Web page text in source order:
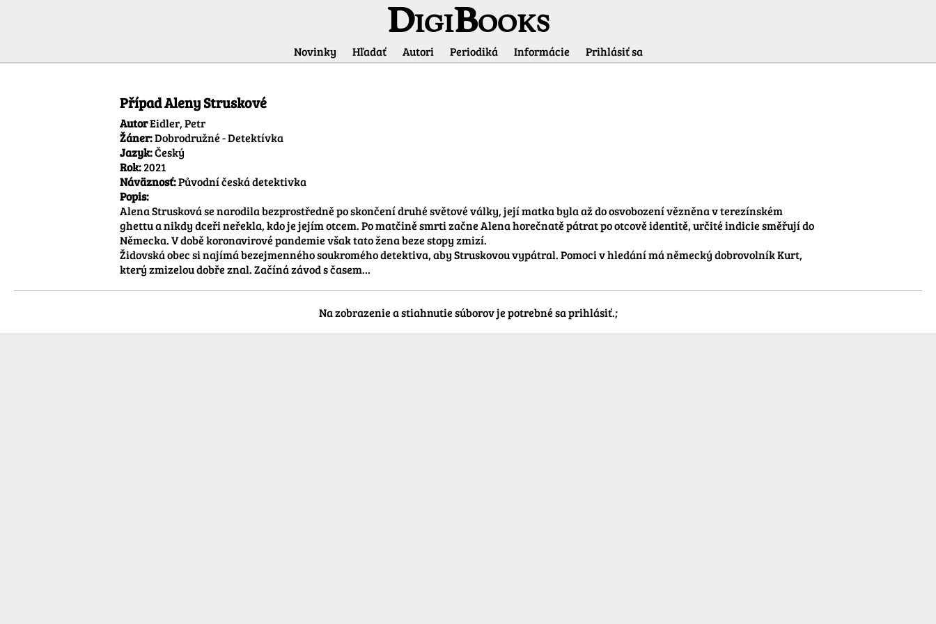
DigiBooks
Novinky Hľadať Autori Periodiká Informácie Prihlásiť sa
Případ Aleny Struskové
AutorEidler, Petr
Žáner:Dobrodružné - Detektívka
Jazyk:Český
Rok:2021
Náväznosť:Původní česká detektivka
Popis:
Alena Strusková se narodila bezprostředně po skončení druhé světové války, její matka byla až do osvobození vězněna v terezínském
ghettu a nikdy dceři neřekla, kdo je jejím otcem. Po matčině smrti začne Alena horečnatě pátrat po otcově identitě, určité indicie směřují do
Německa. V době koronavirové pandemie však tato žena beze stopy zmizí.
Židovská obec si najímá bezejmenného soukromého detektiva, aby Struskovou vypátral. Pomoci v hledání má německý dobrovolník Kurt,
který zmizelou dobře znal. Začíná závod s časem…
Na zobrazenie a stiahnutie súborov je potrebné sa prihlásiť.;